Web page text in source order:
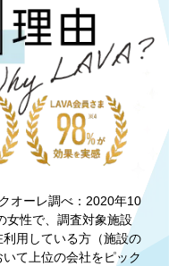
オーレ調べ：2020年10
女性で、調査対象施設
利用している方（施設の
て上位の会社をピック